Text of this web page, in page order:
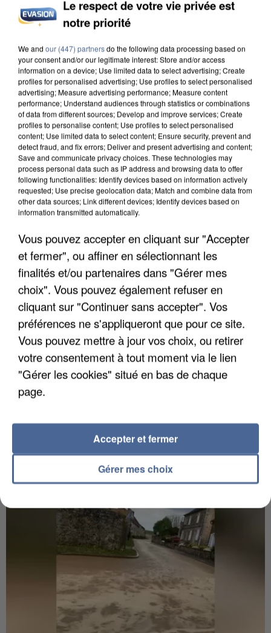
7 août 2026
Un second cadre de la DZ Mafia interpellé en
Algérie
Un cofondateur du réseau avait été interpellé
quelques jours plus tôt.
Gabriel Attal et Raphaël Glucksmann visés par des
Sollicité, Sébastien Lecornu annonce un "travail
commun" avec les partis à la rentrée.
Le respect de votre vie privée est
notre priorité
We and our (447) partnersdo the following data processing based on
your consent and/or our legitimate interest: Store and/or access
information on a device; Use limited data to select advertising; Create
profiles for personalised advertising; Use profiles to select personalised
advertising; Measure advertising performance; Measure content
performance; Understand audiences through statistics or combinations
of data from different sources; Develop and improve services; Create
profiles to personalise content; Use profiles to select personalised
content; Use limited data to select content; Ensure security, prevent and
detect fraud, and fix errors; Deliver and present advertising and content;
Save and communicate privacy choices. These technologies may
process personal data such as IP address and browsing data to offer
following functionalities: Identify devices based on information actively
requested; Use precise geolocation data; Match and combine data from
other data sources; Link different devices; Identify devices based on
information transmitted automatically.
Vous pouvez accepter en cliquant sur "Accepter
et fermer", ou affiner en sélectionnant les
finalités et/ou partenaires dans "Gérer mes
choix". Vous pouvez également refuser en
cliquant sur "Continuer sans accepter". Vos
préférences ne s'appliqueront que pour ce site.
Vous pouvez mettre à jour vos choix, ou retirer
votre consentement à tout moment via le lien
"Gérer les cookies" situé en bas de chaque
page.
Gérer mes choix
Accepter et fermer